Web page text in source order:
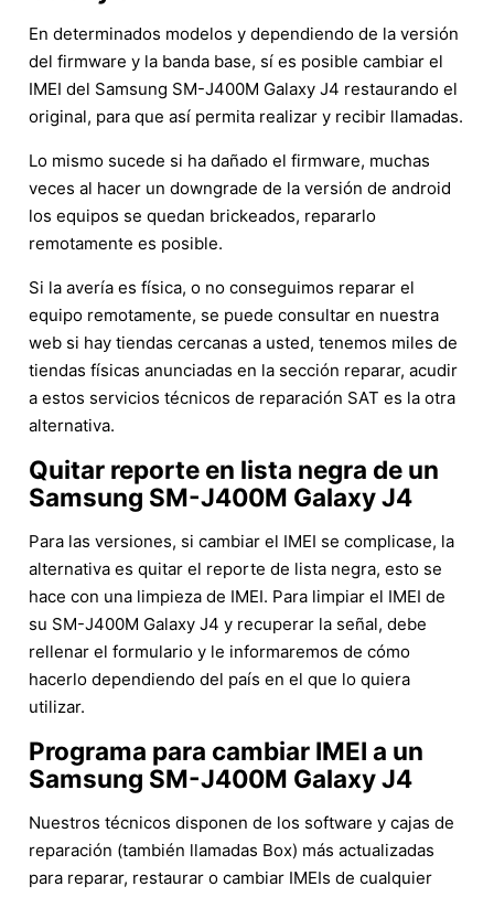
En determinados modelos y dependiendo de la versión
del firmware y la banda base, sí es posible cambiar el
IMEI del Samsung SM-J400M Galaxy J4 restaurando el
original, para que así permita realizar y recibir llamadas.
Lo mismo sucede si ha dañado el firmware, muchas
veces al hacer un downgrade de la versión de android
los equipos se quedan brickeados, repararlo
remotamente es posible.
Si la avería es física, o no conseguimos reparar el
equipo remotamente, se puede consultar en nuestra
web si hay tiendas cercanas a usted, tenemos miles de
tiendas físicas anunciadas en la sección reparar, acudir
a estos servicios técnicos de reparación SAT es la otra
alternativa.
Quitar reporte en lista negra de un
Samsung SM-J400M Galaxy J4
Para las versiones, si cambiar el IMEI se complicase, la
alternativa es quitar el reporte de lista negra, esto se
hace con una limpieza de IMEI. Para limpiar el IMEI de
su SM-J400M Galaxy J4 y recuperar la señal, debe
rellenar el formulario y le informaremos de cómo
hacerlo dependiendo del país en el que lo quiera
utilizar.
Programa para cambiar IMEI a un
Samsung SM-J400M Galaxy J4
Nuestros técnicos disponen de los software y cajas de
reparación (también llamadas Box) más actualizadas
para reparar, restaurar o cambiar IMEIs de cualquier